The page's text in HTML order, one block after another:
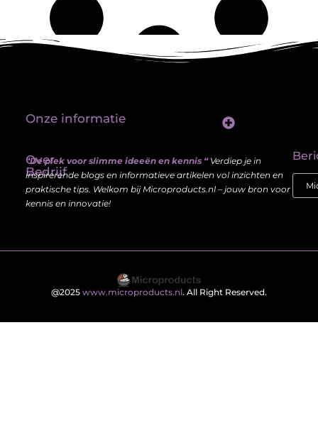
Over
Bedrijf
“De plek voor slimme ideeën en kennis “Verdiep je in
inspirerende blogs en informatieve artikelen vol inzichten en
praktische tips. Welkom bij Microproducts.nl – jouw bron voor
kennis en innovatie!
Onze informatie
@2025 www.microproducts.nl. All Right Reserved.